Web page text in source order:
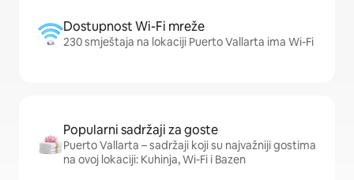
Dostupnost Wi-Fi mreže
230 smještaja na lokaciji Puerto Vallarta ima Wi-Fi
Popularni sadržaji za goste
Puerto Vallarta – sadržaji koji su najvažniji gostima
na ovoj lokaciji: Kuhinja, Wi-Fi i Bazen